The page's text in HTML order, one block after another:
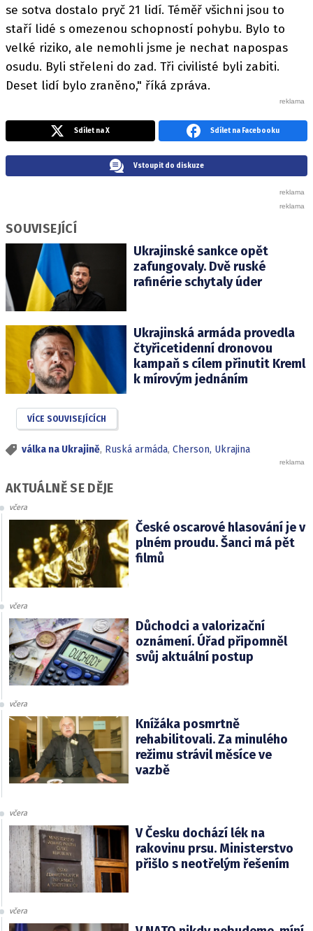
se sotva dostalo pryč 21 lidí. Téměř všichni jsou to
staří lidé s omezenou schopností pohybu. Bylo to
velké riziko, ale nemohli jsme je nechat napospas
osudu. Byli střeleni do zad. Tři civilisté byli zabiti.
Deset lidí bylo zraněno," říká zpráva.
Sdílet na X Sdílet na Facebooku
Vstoupit do diskuze
SOUVISEJÍCÍ
Ukrajinské sankce opět
zafungovaly. Dvě ruské
rafinérie schytaly úder
Ukrajinská armáda provedla
čtyřicetidenní dronovou
kampaň s cílem přinutit Kreml
k mírovým jednáním
VÍCE SOUVISEJÍCÍCH
válka na Ukrajině, Ruská armáda, Cherson, Ukrajina
AKTUÁLNĚ SE DĚJE
včera
České oscarové hlasování je v
plném proudu. Šanci má pět
filmů
včera
Důchodci a valorizační
oznámení. Úřad připomněl
svůj aktuální postup
včera
Knížáka posmrtně
rehabilitovali. Za minulého
režimu strávil měsíce ve
vazbě
včera
V Česku dochází lék na
rakovinu prsu. Ministerstvo
přišlo s neotřelým řešením
včera